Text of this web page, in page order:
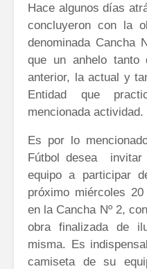
Hace algunos días
concluyeron con la
denominada Cancha
que un anhelo tanto
anterior, la actual y
Entidad que
mencionada actividad.
Es por lo
Fútbol desea
equipo a participar
próximo miércoles
en la Cancha Nº 2,
obra finalizada de
misma. Es
camiseta de su